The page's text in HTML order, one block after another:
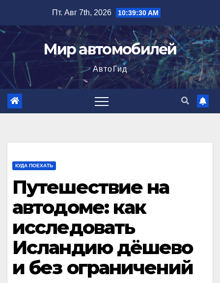
содержимому
Пт. Авг 7th, 2026 10:39:31 AM
Мир автомобилей
АвтоГид
КУДА ПОЕХАТЬ
Путешествие на
автодоме: как
исследовать
Исландию дёшево
и без ограничений